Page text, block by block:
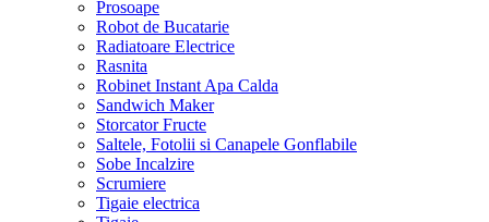
Prosoape
Robot de Bucatarie
Radiatoare Electrice
Rasnita
Robinet Instant Apa Calda
Sandwich Maker
Storcator Fructe
Saltele, Fotolii si Canapele Gonflabile
Sobe Incalzire
Scrumiere
Tigaie electrica